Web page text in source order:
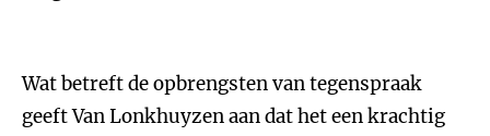
Wat betreft de opbrengsten van tegenspraak
geeft Van Lonkhuyzen aan dat het een krachtig